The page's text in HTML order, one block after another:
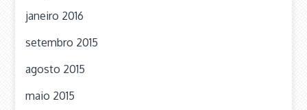
janeiro 2016
setembro 2015
agosto 2015
maio 2015